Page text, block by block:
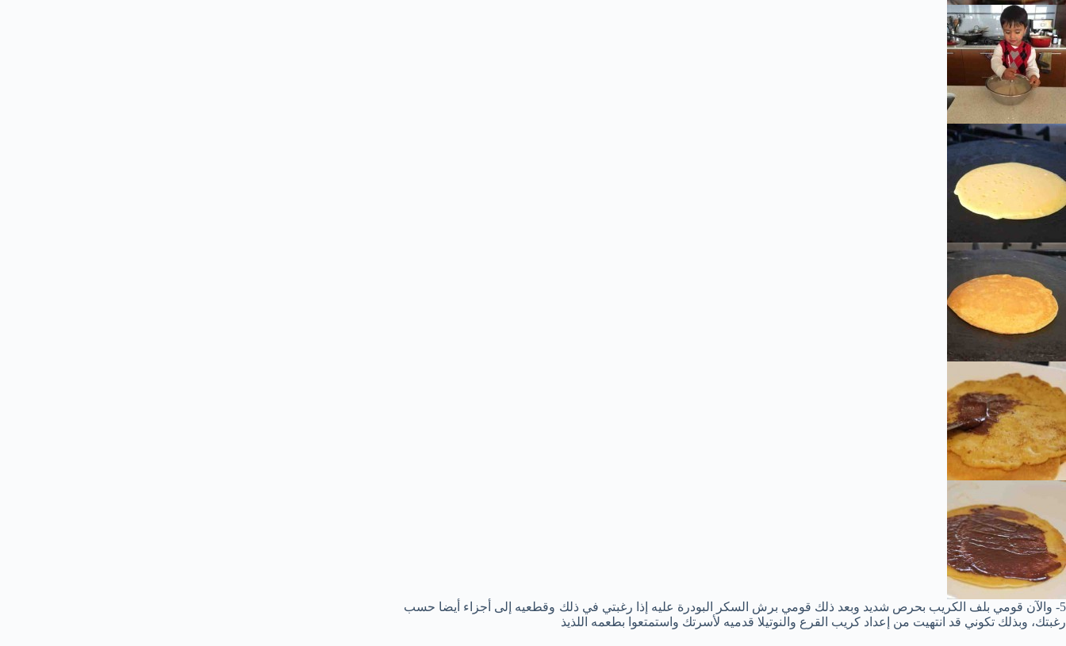
5- والآن قومي بلف الكريب بحرص شديد وبعد ذلك قومي برش السكر البودرة عليه إذا رغبتي في ذلك وقطعيه إلى أجزاء أيضا حسب
رغبتك، وبذلك تكوني قد انتهيت من إعداد كريب القرع والنوتيلا قدميه لأسرتك واستمتعوا بطعمه اللذيذ